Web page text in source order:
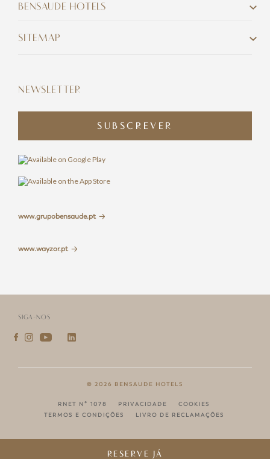
RESERVE JÁ
BENSAUDE HOTELS
SITEMAP
NEWSLETTER
SUBSCREVER
www.grupobensaude.pt
www.wayzor.pt
SIGA-NOS
RNET Nº 1078 PRIVACIDADE
COOKIES
TERMOS E CONDIÇÕES
LIVRO DE RECLAMAÇÕES
© 2026 BENSAUDE HOTELS